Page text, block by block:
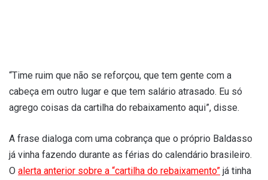
“Time ruim que não se reforçou, que tem gente com a
cabeça em outro lugar e que tem salário atrasado. Eu só
agrego coisas da cartilha do rebaixamento aqui”, disse.
A frase dialoga com uma cobrança que o próprio Baldasso
já vinha fazendo durante as férias do calendário brasileiro.
O alerta anterior sobre a “cartilha do rebaixamento” já tinha